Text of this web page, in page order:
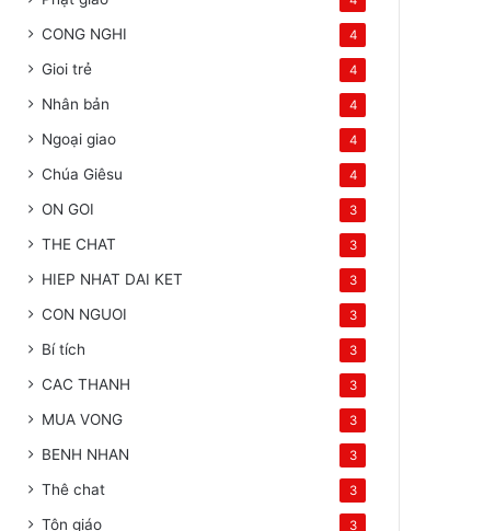
CONG NGHI 4
Gioi trẻ 4
Nhân bản 4
Ngoại giao 4
Chúa Giêsu 4
ON GOI 3
THE CHAT 3
HIEP NHAT DAI KET 3
CON NGUOI 3
Bí tích 3
CAC THANH 3
MUA VONG 3
BENH NHAN 3
Thê chat 3
Tôn giáo 3